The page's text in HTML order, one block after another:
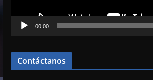
c
r
00:00
Contáctanos